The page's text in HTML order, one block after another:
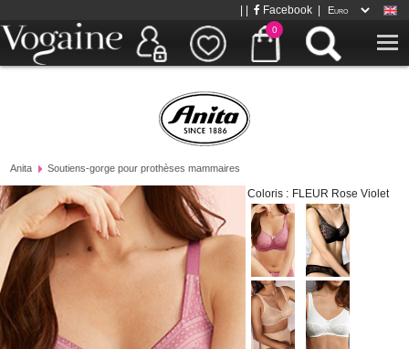
0
Facebook
Anita Soutiens-gorge pour prothèses mammaires
Coloris : FLEUR Rose Violet